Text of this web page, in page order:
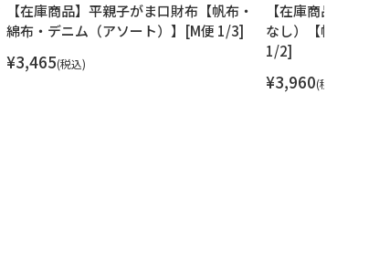
【在庫商品】平親子がま口財布【帆布・
綿布・デニム（アソート）】[M便 1/3]
¥3,465 税込
【在庫商品】復刻
なし）【帆布・綿
1/2]
¥3,960 税込